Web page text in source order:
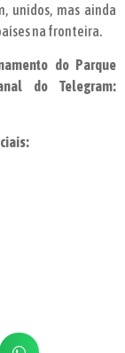
unidos, mas ainda
na fronteira.
do Parque
do Telegram: